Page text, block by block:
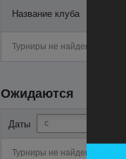
Название клуба
Турниры не найдены
Ожидаются
Даты
Турниры не найдены